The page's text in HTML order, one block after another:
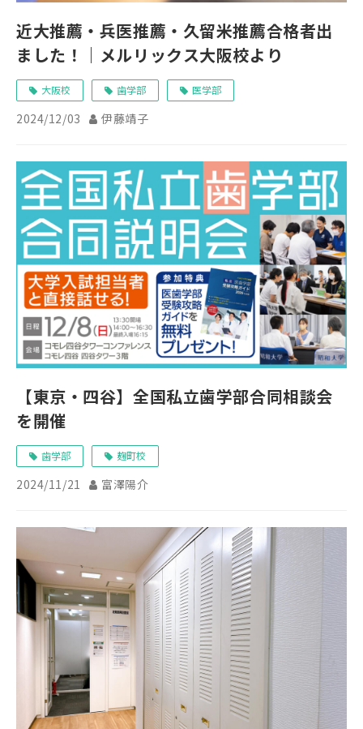
近大推薦・兵医推薦・久留米推薦合格者出
ました！｜メルリックス大阪校より
大阪校 歯学部 医学部
2024/12/03 伊藤靖子
【東京・四谷】全国私立歯学部合同相談会
を開催
歯学部 麹町校
2024/11/21 富澤陽介